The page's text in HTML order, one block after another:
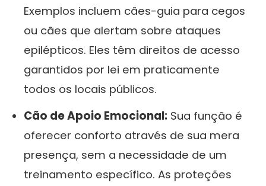
Exemplos incluem cães-guia para cegos
ou cães que alertam sobre ataques
epilépticos. Eles têm direitos de acesso
garantidos por lei em praticamente
todos os locais públicos.
Cão de Apoio Emocional: Sua função é
oferecer conforto através de sua mera
presença, sem a necessidade de um
treinamento específico. As proteções